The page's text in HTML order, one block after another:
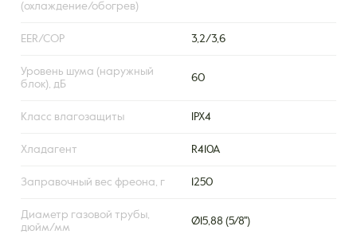
(охлаждение/обогрев)
EER/COP 3,2/3,6
Уровень шума (наружный
блок), дБ
60
Класс влагозащиты IPX4
Хладагент R410A
Заправочный вес фреона, г 1250
Диаметр газовой трубы,
дюйм/мм
Ø15,88 (5/8'')